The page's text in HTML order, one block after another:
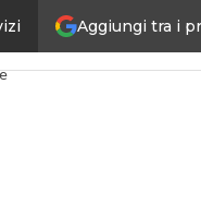
Aggiungi tra i